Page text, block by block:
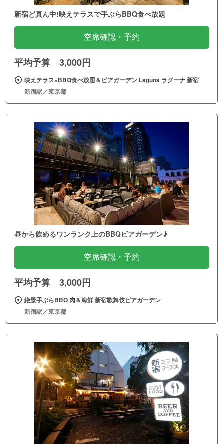
新宿ど真ん中!映えテラスで手ぶらBBQ食べ放題
空席確認・予約
平均予算 3,000円
映えテラス×BBQ食べ放題＆ビアガーデン Laguna ラグーナ 新宿
新宿駅／東京都
昼から飲めるワンランク上のBBQビアガーデン♪
空席確認・予約
平均予算 3,000円
絶景手ぶらBBQ 肉＆海鮮 新宿歌舞伎ビアガーデン
新宿駅／東京都